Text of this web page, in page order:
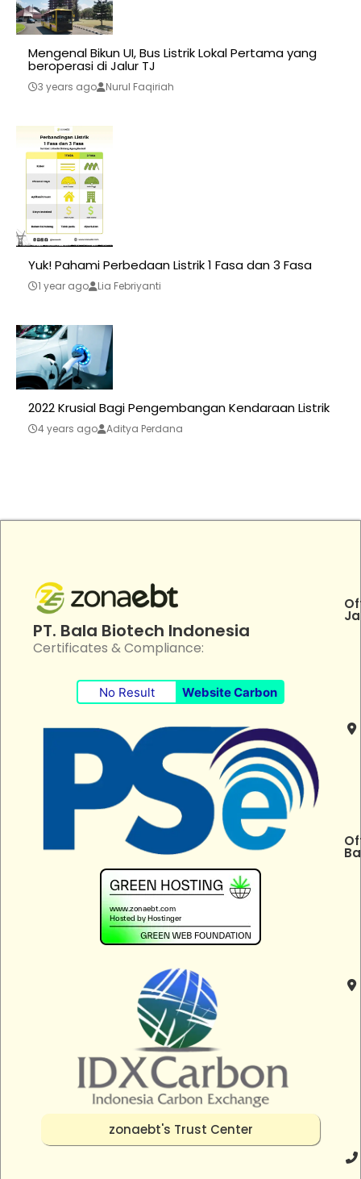
Mengenal Bikun UI, Bus Listrik Lokal Pertama yang
beroperasi di Jalur TJ
3 years ago Nurul Faqiriah
Yuk! Pahami Perbedaan Listrik 1 Fasa dan 3 Fasa
1 year ago Lia Febriyanti
2022 Krusial Bagi Pengembangan Kendaraan Listrik
4 years ago Aditya Perdana
PT. Bala Biotech Indonesia
Certificates & Compliance:
No Result Website Carbon
zonaebt's Trust Center